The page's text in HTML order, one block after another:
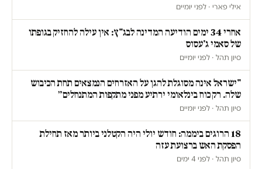
אילי פארי · לפני יומיים
אחרי 34 ימים הודיעה המדינה לבג"ץ: אין עילה להחזיק בגופתו
של סאמי ג'עסוס
סיון תהל · לפני יומיים
"ישראל אינה מסוגלת להגן על האזרחים הנמצאים תחת הכיבוש
שלה. רק כוח בינלאומי ירתיע מפני מתקפות המתנחלים״
סיון תהל · לפני יומיים
18 הרוגים ביממה: חודש יולי היה הקטלני ביותר מאז תחילת
הפסקת האש ברצועת עזה
סיון תהל · לפני 4 ימים